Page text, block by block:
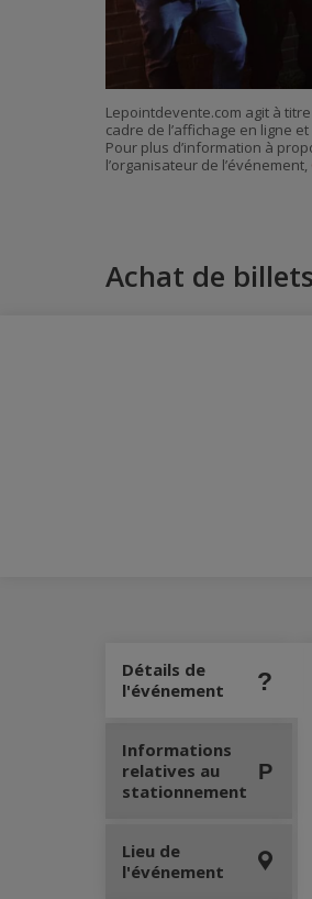
Lepointdevente.com agit à
cadre de l’affichage en ligne
Pour plus d’information à
l’organisateur de l’événement,
Achat de billets
Détails de
l'événement
Informations
relatives au
stationnement
Lieu de
l'événement